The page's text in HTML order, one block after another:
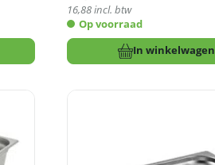
16,88incl. btw
Op voorraad
In winkelwagen